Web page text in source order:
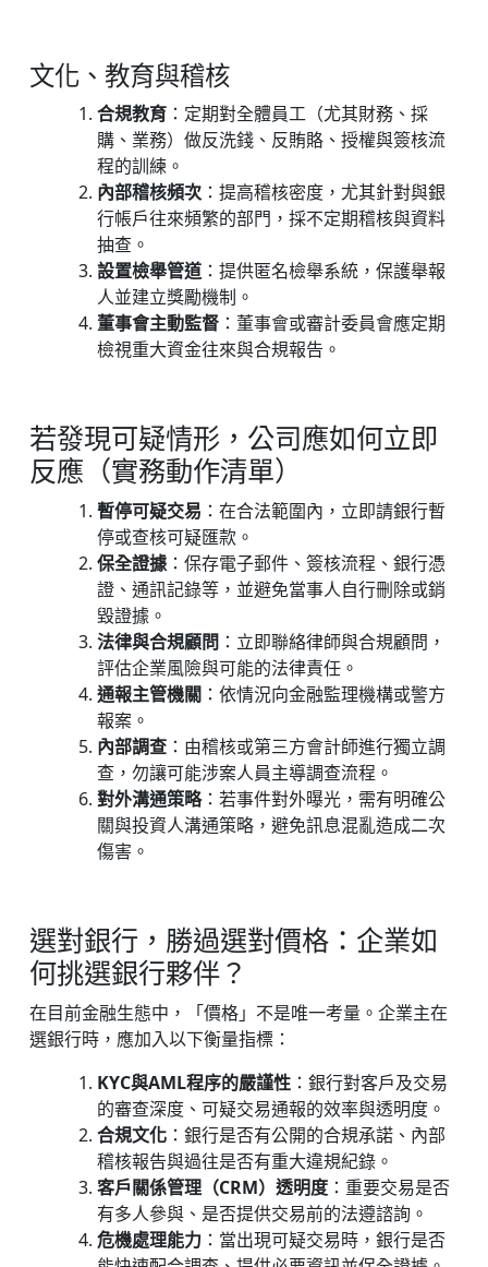
文化、教育與稽核
合規教育 ：定期對全體員工（尤其財務、採
購、業務）做反洗錢、反賄賂、授權與簽核流
程的訓練。
內部稽核頻次 ：提高稽核密度，尤其針對與銀
行帳戶往來頻繁的部門，採不定期稽核與資料
抽查。
設置檢舉管道 ：提供匿名檢舉系統，保護舉報
人並建立獎勵機制。
董事會主動監督 ：董事會或審計委員會應定期
檢視重大資金往來與合規報告。
若發現可疑情形，公司應如何立即
反應（實務動作清單）
暫停可疑交易 ：在合法範圍內，立即請銀行暫
停或查核可疑匯款。
保全證據 ：保存電子郵件、簽核流程、銀行憑
證、通訊記錄等，並避免當事人自行刪除或銷
毀證據。
法律與合規顧問 ：立即聯絡律師與合規顧問，
評估企業風險與可能的法律責任。
通報主管機關 ：依情況向金融監理機構或警方
報案。
內部調查 ：由稽核或第三方會計師進行獨立調
查，勿讓可能涉案人員主導調查流程。
對外溝通策略：若事件對外曝光，需有明確公
關與投資人溝通策略，避免訊息混亂造成二次
傷害。
選對銀行，勝過選對價格：企業如
何挑選銀行夥伴？
在目前金融生態中，「價格」不是唯一考量。企業主在
選銀行時，應加入以下衡量指標：
KYC與AML程序的嚴謹性 ：銀行對客戶及交易
的審查深度、可疑交易通報的效率與透明度。
合規文化 ：銀行是否有公開的合規承諾、內部
稽核報告與過往是否有重大違規紀錄。
客戶關係管理（CRM）透明度 ：重要交易是否
有多人參與、是否提供交易前的法遵諮詢。
危機處理能力 ：當出現可疑交易時，銀行是否